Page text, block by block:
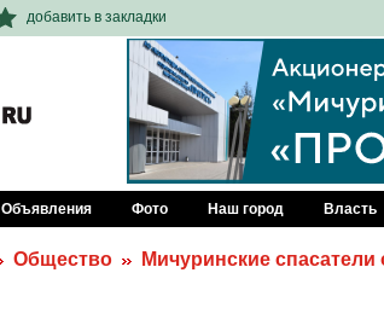
добавить в закладки
Объявления Фото Наш город Власть
Общество Мичуринские